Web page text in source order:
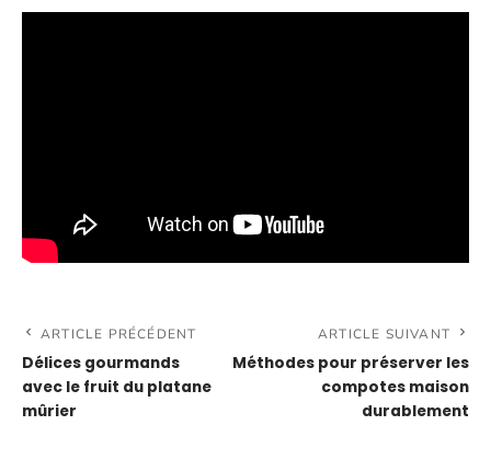
ARTICLE PRÉCÉDENT
Délices gourmands
avec le fruit du platane
mûrier
ARTICLE SUIVANT
Méthodes pour préserver les
compotes maison
durablement